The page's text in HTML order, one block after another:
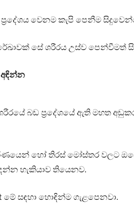
වෙනම කැපි පෙනීම
සේ ශරීරය උස්ව පෙන්වීමත්
අඳින්න
බඩ ප්‍රදේශයේ ඇති මහත
හෝ තිරස් මෝස්තර වලට
හැකියාව තියෙනව.
මේ සඳහා හොඳින්ම ගැළපෙනවා.